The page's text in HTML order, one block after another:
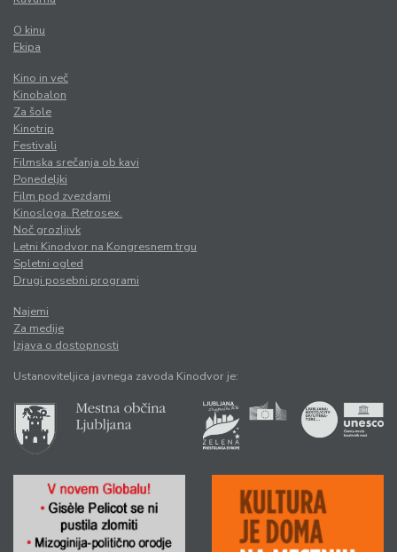
O kinu
Ekipa
Kino in več
Kinobalon
Za šole
Kinotrip
Festivali
Filmska srečanja ob kavi
Ponedeljki
Film pod zvezdami
Kinosloga. Retrosex.
Noč grozljivk
Letni Kinodvor na Kongresnem trgu
Spletni ogled
Drugi posebni programi
Najemi
Za medije
Izjava o dostopnosti
Ustanoviteljica javnega zavoda Kinodvor je: